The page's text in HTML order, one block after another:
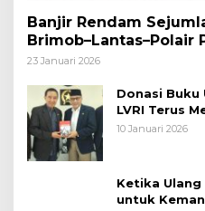
Banjir Rendam
Brimob–Lantas–Polair
Polri Siagakan 128.247
23 Januari 2026
Donasi Buku
LVRI Terus
10 Januari 2026
Ketika Ulang
untuk